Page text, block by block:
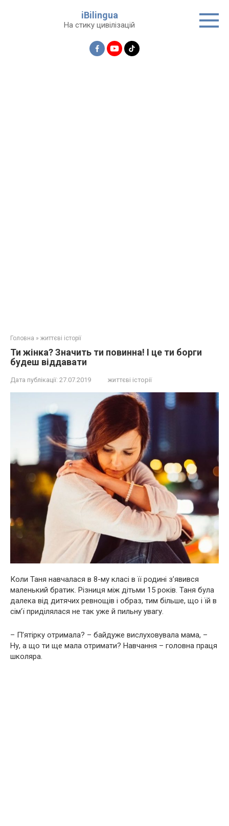
iBilingua
На стику цивілізацій
Головна » життєві історії
Ти жінка? Значить ти повинна! І це ти борги
будеш віддавати
Дата публікації: 27.07.2019 життєві історії
Коли Таня навчалася в 8-му класі в її родині з’явився
маленький братик. Різниця між дітьми 15 років. Таня була
далека від дитячих ревнощів і образ, тим більше, що і їй в
сім’ї приділялася не так уже й пильну увагу.
– П’ятірку отримала? – байдуже вислуховувала мама, –
Ну, а що ти ще мала отримати? Навчання – головна праця
школяра.